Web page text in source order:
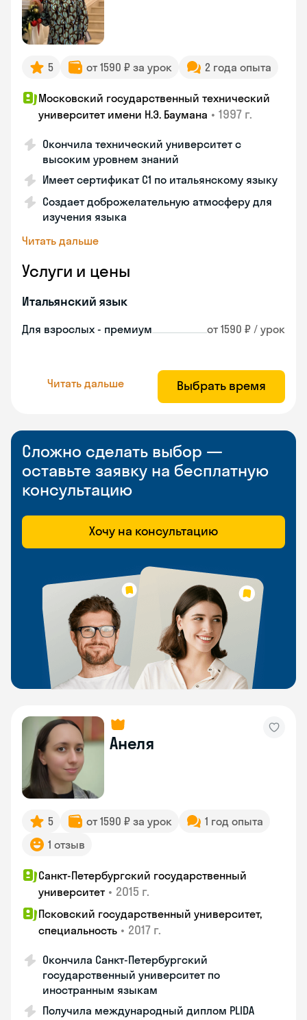
5 от 1590 ₽ за урок 2 года опыта
Московский государственный технический
университет имени Н.Э. Баумана • 1997 г.
Окончила технический университет с
высоким уровнем знаний
Имеет сертификат C1 по итальянскому языку
Создает доброжелательную атмосферу для
изучения языка
Читать дальше
Услуги и цены
Итальянский язык
Для взрослых - премиум от 1590 ₽ / урок
Читать дальше Выбрать время
Сложно сделать выбор —
оставьте заявку на бесплатную
консультацию
Хочу на консультацию
Анеля
5 от 1590 ₽ за урок
1 год опыта
1 отзыв
Санкт-Петербургский государственный
университет • 2015 г.
Псковский государственный университет,
специальность • 2017 г.
Окончила Санкт-Петербургский
государственный университет по
иностранным языкам
Получила международный диплом PLIDA